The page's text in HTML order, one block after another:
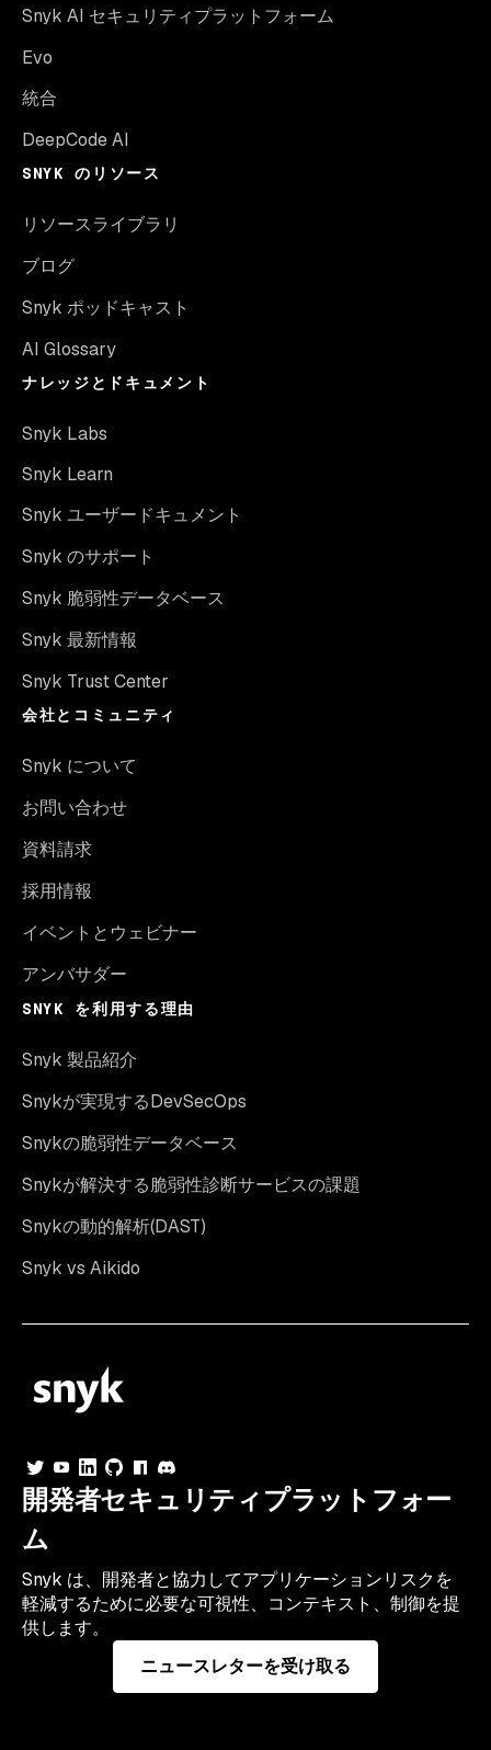
Snyk AI セキュリティプラットフォーム
Evo
統合
DeepCode AI
SNYK のリソース
リソースライブラリ
ブログ
Snyk ポッドキャスト
AI Glossary
ナレッジとドキュメント
Snyk Labs
Snyk Learn
Snyk ユーザードキュメント
Snyk のサポート
Snyk 脆弱性データベース
Snyk 最新情報
Snyk Trust Center
会社とコミュニティ
Snyk について
お問い合わせ
資料請求
採用情報
イベントとウェビナー
アンバサダー
SNYK を利用する理由
Snyk 製品紹介
Snykが実現するDevSecOps
Snykの脆弱性データベース
Snykが解決する脆弱性診断サービスの課題
Snykの動的解析(DAST)
Snyk vs Aikido
開発者セキュリティプラットフォー
ム
Snyk は、開発者と協力してアプリケーションリスクを
軽減するために必要な可視性、コンテキスト、制御を提
供します。
ニュースレターを受け取る